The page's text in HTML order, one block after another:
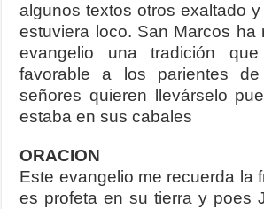
algunos textos otros exaltado
estuviera loco. San Marcos ha
evangelio una tradición
favorable a los parientes
señores quieren llevárselo
estaba en sus cabales
ORACION
Este evangelio me recuerda la
es profeta en su tierra y poes